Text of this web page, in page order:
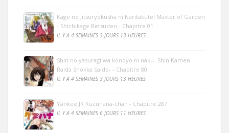
Kage no Jitsuryokusha ni Naritakute! Master of Garden
- Shichikage Retsuden - Chapitre 01
IL Y A 4 SEMAINES 3 JOURS 13 HEURES
Shin no yasuragi wa konoyo ni naku -Shin Kamen
Raida Shokka Saido- - Chapitre 80
IL Y A 4 SEMAINES 3 JOURS 13 HEURES
Yankee JK Kuzuhana-chan - Chapitre 287
IL Y A 4 SEMAINES 6 JOURS 11 HEURES